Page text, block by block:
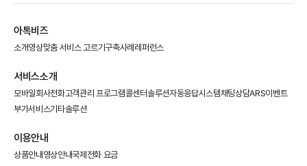
아톡비즈
소개영상맞춤 서비스 고르기구축사례 레퍼런스
서비스소개
모바일회사전화고객관리 프로그램콜센터솔루션자동응답시스템채팅상담ARS이벤트
부가서비스기타솔루션
이용안내
상품안내 영상안내국제전화 요금